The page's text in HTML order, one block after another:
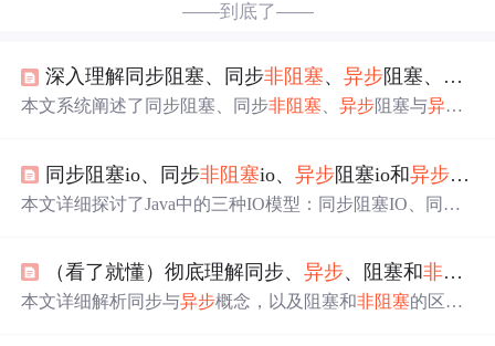
——到底了——
深入理解同步阻塞、同步非阻塞、异步阻塞、 异步
本文系统阐述了同步阻塞、同步非阻塞 、异步阻塞与异步
逻辑判断方法，帮助开发者准确识别函数类型，并探讨异
步非阻塞的真实优势与成本，指出并无绝对优劣，需根据
同步阻塞io、同步非阻塞io、异步阻塞io和异步非阻
本文详细探讨了Java中的三种IO模型：同步阻塞IO、同步
和编程复杂性。
（看了就懂）彻底理解同步、异步、阻塞和非阻塞
本文详细解析同步与异步概念，以及阻塞和非阻塞的区